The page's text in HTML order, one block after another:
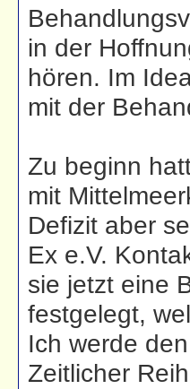
in der
hören. Im
mit der
Zu beginn
mit
Defizit aber
Ex e.V.
sie jetzt eine
festgelegt,
Ich werde
Zeitlicher